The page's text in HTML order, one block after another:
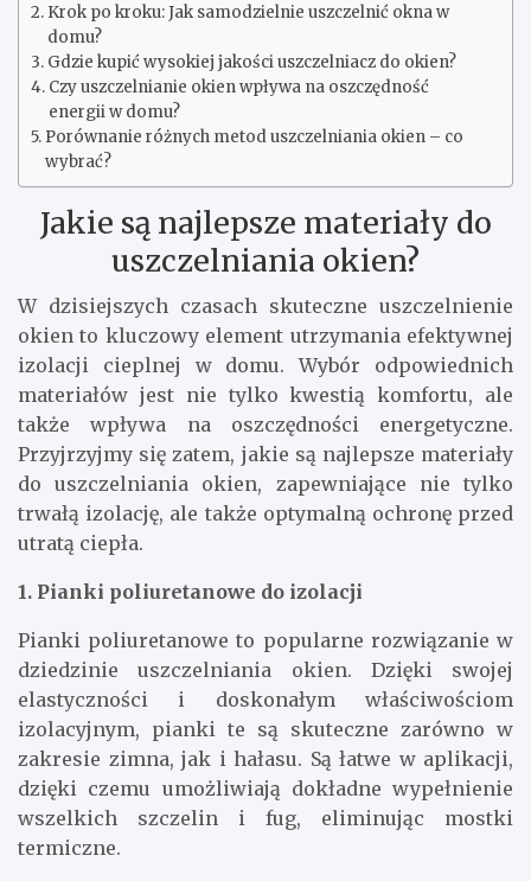
Krok po kroku: Jak samodzielnie uszczelnić okna w
domu?
Gdzie kupić wysokiej jakości uszczelniacz do okien?
Czy uszczelnianie okien wpływa na oszczędność
energii w domu?
Porównanie różnych metod uszczelniania okien – co
wybrać?
Jakie są najlepsze materiały do
uszczelniania okien?
W dzisiejszych czasach skuteczne uszczelnienie
okien to kluczowy element utrzymania efektywnej
izolacji cieplnej w domu. Wybór odpowiednich
materiałów jest nie tylko kwestią komfortu, ale
także wpływa na oszczędności energetyczne.
Przyjrzyjmy się zatem, jakie są najlepsze materiały
do uszczelniania okien, zapewniające nie tylko
trwałą izolację, ale także optymalną ochronę przed
utratą ciepła.
1. Pianki poliuretanowe do izolacji
Pianki poliuretanowe to popularne rozwiązanie w
dziedzinie uszczelniania okien. Dzięki swojej
elastyczności i doskonałym właściwościom
izolacyjnym, pianki te są skuteczne zarówno w
zakresie zimna, jak i hałasu. Są łatwe w aplikacji,
dzięki czemu umożliwiają dokładne wypełnienie
wszelkich szczelin i fug, eliminując mostki
termiczne.